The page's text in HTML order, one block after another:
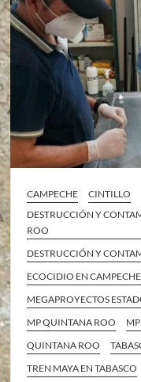
CAMPECHE
CINTILLO
DESTRUCCIÓN Y
ROO
DESTRUCCIÓN Y
ECOCIDIO EN CAMPECHE
MEGAPROYECTOS
MP QUINTANA ROO
QUINTANA ROO
TREN MAYA EN TABASCO